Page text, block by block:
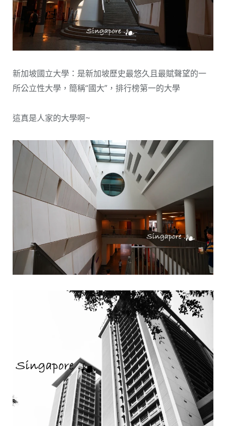
新加坡國立大學：是新加坡歷史最悠久且最賦聲望的一
所公立性大學，簡稱“國大”，排行榜第一的大學
這真是人家的大學啊~